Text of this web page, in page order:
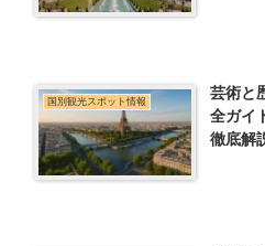
国別観光スポット情報
芸術と
全ガイ
徹底解